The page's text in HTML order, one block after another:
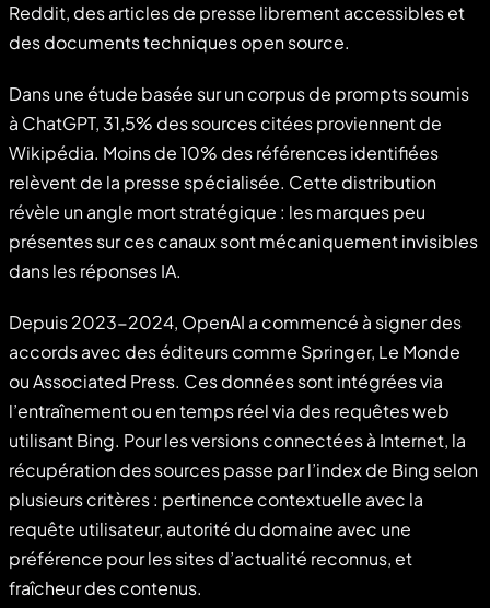
Reddit, des articles de presse librement accessibles et
des documents techniques open source.
Dans une étude basée sur un corpus de prompts soumis
à ChatGPT, 31,5% des sources citées proviennent de
Wikipédia. Moins de 10% des références identifiées
relèvent de la presse spécialisée. Cette distribution
révèle un angle mort stratégique : les marques peu
présentes sur ces canaux sont mécaniquement invisibles
dans les réponses IA.
Depuis 2023-2024, OpenAI a commencé à signer des
accords avec des éditeurs comme Springer, Le Monde
ou Associated Press. Ces données sont intégrées via
l’entraînement ou en temps réel via des requêtes web
utilisant Bing. Pour les versions connectées à Internet, la
récupération des sources passe par l’index de Bing selon
plusieurs critères : pertinence contextuelle avec la
requête utilisateur, autorité du domaine avec une
préférence pour les sites d’actualité reconnus, et
fraîcheur des contenus.